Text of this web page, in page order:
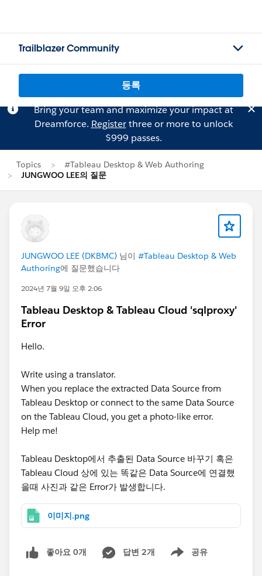
Trailblazer Community
등록
Bring your team and maximize your impact at
Dreamforce. Registerthree or more to unlock
$999 passes.
Topics
#Tableau Desktop & Web Authoring
JUNGWOO LEE의 질문
JUNGWOO LEE (DKBMC) 님이 #Tableau Desktop & Web
Authoring에 질문했습니다
2024년 7월 9일 오후 2:06
Tableau Desktop & Tableau Cloud 'sqlproxy'
Error
Hello.
Write using a translator.
When you replace the extracted Data Source from
Tableau Desktop or connect to the same Data Source
on the Tableau Cloud, you get a photo-like error.
Help me!
Tableau Desktop에서 추출된 Data Source 바꾸기 혹은
Tableau Cloud 상에 있는 똑같은 Data Source에 연결했
을때 사진과 같은 Error가 발생합니다.
이미지.png
좋아요 0개 답변 2개 공유
Show menu